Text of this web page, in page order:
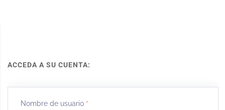
ACCEDA A SU CUENTA:
Nombre de usuario *